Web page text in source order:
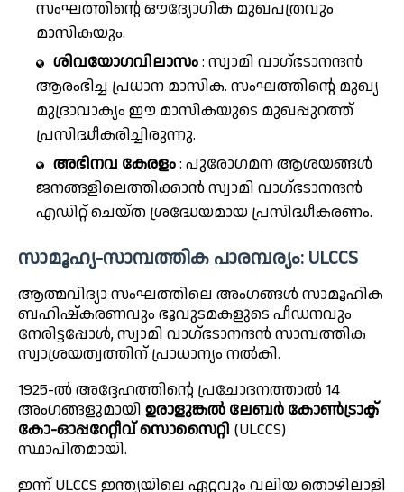
സംഘത്തിന്റെ ഔദ്യോഗിക മുഖപത്രവും
മാസികയും.
ശിവയോഗവിലാസം: സ്വാമി വാഗ്ഭടാനന്ദൻ
ആരംഭിച്ച പ്രധാന മാസിക. സംഘത്തിന്റെ മുഖ്യ
മുദ്രാവാക്യം ഈ മാസികയുടെ മുഖപ്പുറത്ത്
പ്രസിദ്ധീകരിച്ചിരുന്നു.
അഭിനവ കേരളം: പുരോഗമന ആശയങ്ങൾ
ജനങ്ങളിലെത്തിക്കാൻ സ്വാമി വാഗ്ഭടാനന്ദൻ
എഡിറ്റ് ചെയ്ത ശ്രദ്ധേയമായ പ്രസിദ്ധീകരണം.
സാമൂഹ്യ-സാമ്പത്തിക പാരമ്പര്യം: ULCCS
ആത്മവിദ്യാ സംഘത്തിലെ അംഗങ്ങൾ സാമൂഹിക
ബഹിഷ്കരണവും ഭൂവുടമകളുടെ പീഡനവും
നേരിട്ടപ്പോൾ, സ്വാമി വാഗ്ഭടാനന്ദൻ സാമ്പത്തിക
സ്വാശ്രയത്വത്തിന് പ്രാധാന്യം നൽകി.
1925-ൽ അദ്ദേഹത്തിന്റെ പ്രചോദനത്താൽ 14
അംഗങ്ങളുമായി ഉരാളുങ്കൽ ലേബർ കോൺട്രാക്ട്
കോ-ഓപ്പറേറ്റീവ് സൊസൈറ്റി (ULCCS)
സ്ഥാപിതമായി.
ഇന്ന് ULCCS ഇന്ത്യയിലെ ഏറ്റവും വലിയ തൊഴിലാളി